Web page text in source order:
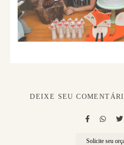
DEIXE SEU
Solicite seu